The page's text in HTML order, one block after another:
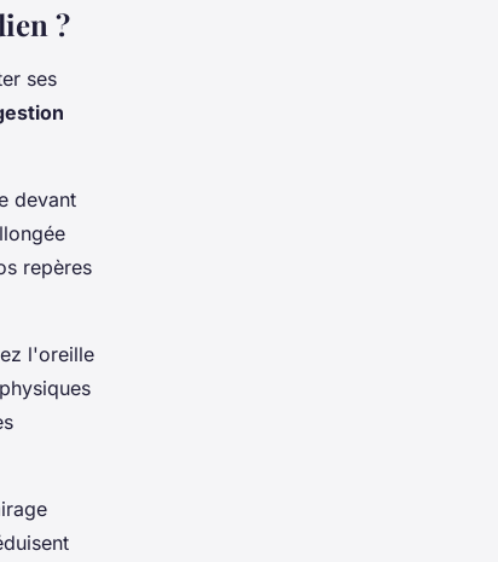
?
ses
devant
repères
l'oreille